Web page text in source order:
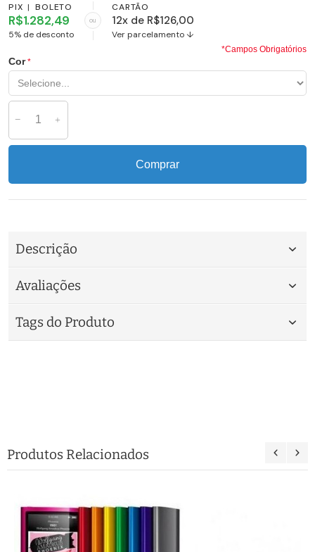
PIX | BOLETO
R$1.282,49
5% de desconto
ou
CARTÃO
12x de R$126,00
Ver parcelamento ↓
Cor
*Campos Obrigatórios
Comprar
Descrição
Avaliações
Tags do Produto
Produtos Relacionados